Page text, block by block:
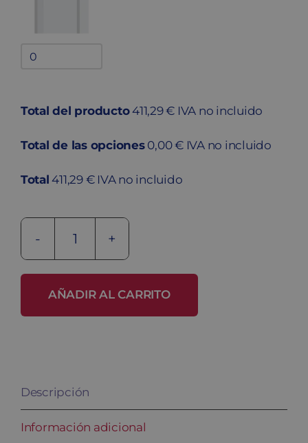
Bandejas
Total del producto411,29 € IVA no incluido
Total de las opciones 0,00 € IVA no incluido
Total 411,29 € IVA no incluido
Taquilla
ECOM-
AÑADIR AL CARRITO
Descripción
Información adicional